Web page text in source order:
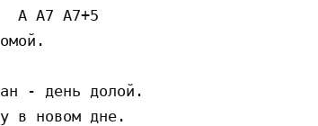
A A7 A7+5
- день долой.
в новом дне.